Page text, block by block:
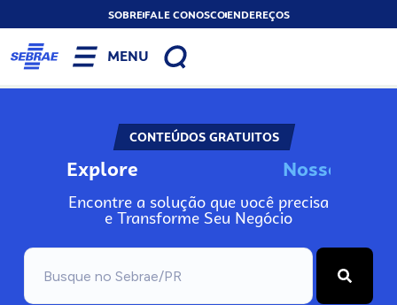
SOBREFALE CONOSCOENDEREÇOS
MENU
CONTEÚDOS GRATUITOS
Explore No
Encontre a solução que você precisa
e Transforme Seu Negócio